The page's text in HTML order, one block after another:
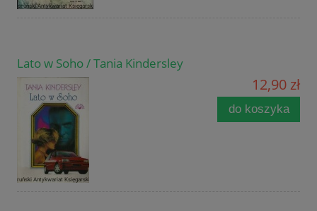
Lato w Soho / Tania Kindersley
12,90 zł
do koszyka